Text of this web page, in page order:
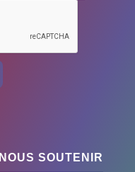
NOUS SOUTENIR